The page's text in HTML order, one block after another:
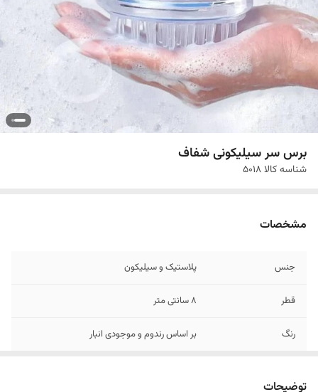
برس سر سیلیکونی شفاف
شناسه کالا5018
مشخصات
جنس پلاستیک و سیلیکون
قطر 8 سانتی متر
رنگ بر اساس رندوم و موجودی انبار
توضیحات